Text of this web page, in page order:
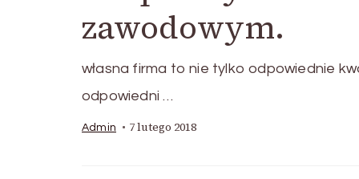
zawodowym.
własna firma to nie tylko odpowiednie
odpowiedni …
Admin 7 lutego 2018